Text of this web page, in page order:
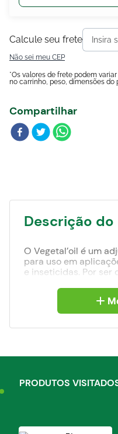
Calcule seu frete
Não sei meu CEP
*Os valores de frete podem
no carrinho, peso, dimensões do
Compartilhar
Descrição
O Vegetal’oil é um
para uso em
e inseticidas. Por ser
adesão dos
a remoção pela água
evaporação
PRODUTOS
Blog